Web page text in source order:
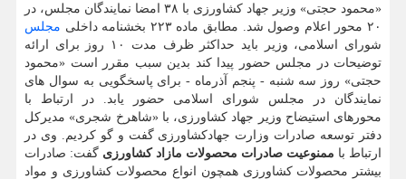
«محمود حجتی» وزیر جهاد كشاورزی با ۳۸ امضا نمایندگان مجلس، در
۲۰ محور اعلام وصول شد. مطابق ماده ۲۲۳ بخشنامه داخلی
مجلس
شورای اسلامی، وزیر باید حداكثر ظرف مدت ۱۰ روز برای ارائه
توضیحات در مجلس حضور پیدا كند بدین سبب مقرر است «محمود
حجتی» روز سه شنبه - پنجم آذرماه - برای پاسخگویی به سوال های
نمایندگان در مجلس شورای اسلامی حضور یابد. در ارتباط با
محورهای استیضاح وزیر جهاد كشاورزی، با «شاهرخ شجری» مدیركل
دفتر توسعه صادرات وزارت جهادكشاورزی گفت و گو كردیم. وی در
ارتباط با ممنوعیت صادرات محصولات مازاد كشاورزی گفت: صادرات
بیشتر محصولات كشاورزی همچون انواع محصولات كشاورزی و مواد